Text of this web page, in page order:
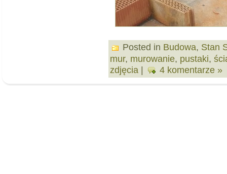
Posted in Budowa, Stan
mur, murowanie, pustaki,
zdjęcia | 4 komentarze »